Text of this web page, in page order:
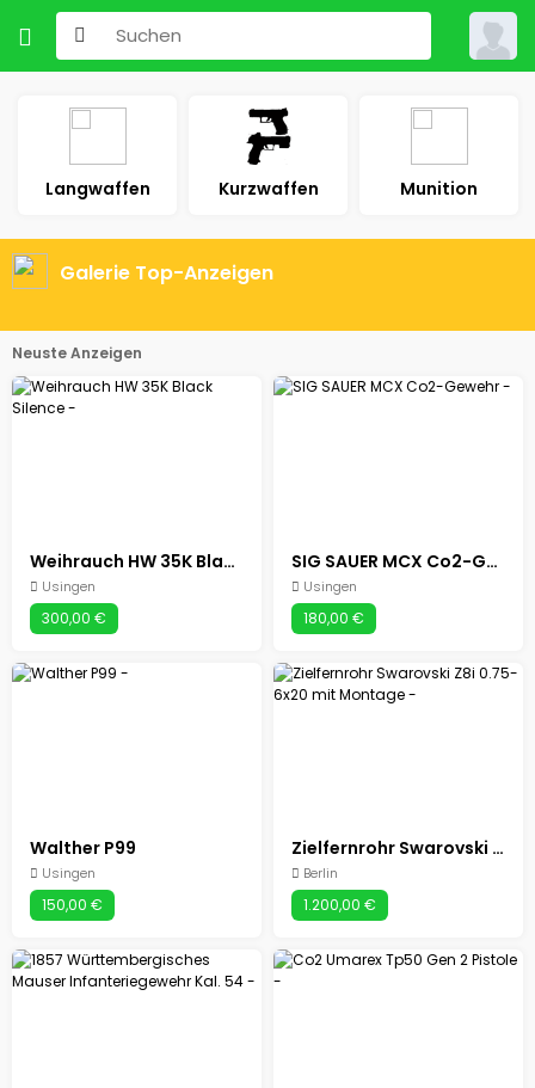
Langwaffen Kurzwaffen Munition
Galerie Top-Anzeigen
Neuste Anzeigen
Weihrauch HW 35K Black Silence
Usingen
300,00 €
SIG SAUER MCX Co2-Gewehr
Usingen
180,00 €
Walther P99
Usingen
150,00 €
Zielfernrohr Swarovski Z8i 0.75-6x20 mit Montage
Berlin
1.200,00 €